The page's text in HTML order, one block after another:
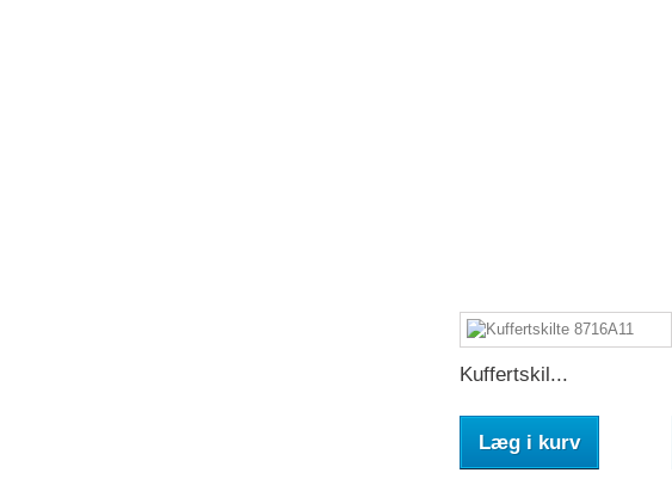
Kuffertskil...
Læg i kurv